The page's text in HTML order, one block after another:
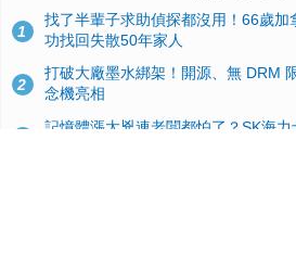
1
找了半輩子求助偵探都沒用！66歲
功找回失散50年家人
2
打破大廠墨水綁架！開源、無 DRM
念機亮相
記憶體漲太兇連老闆都怕了？SK海